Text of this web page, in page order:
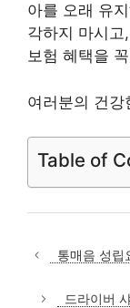
아를 오래 유
각하지 마시
보험 혜택을
여러분의 건
Table of
통매음 성립
드라이버